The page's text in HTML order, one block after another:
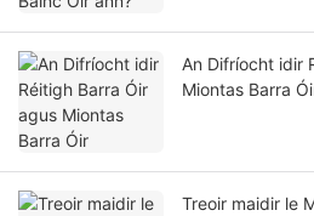
An Difríocht idir
Miontas Barra
Treoir maidir le